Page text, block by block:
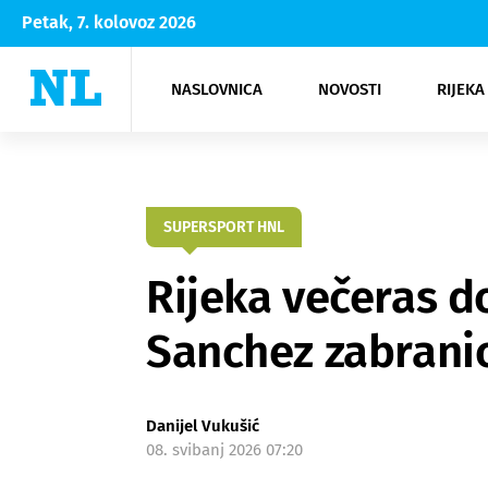
Petak, 7. kolovoz 2026
NASLOVNICA NOVOSTI
Rijeka Opatija
NK
Moda
Kultura
SUPERSPORT HNL
Rijeka večeras
Sanchez
Danijel Vukušić
08. svibanj 2026 07:20